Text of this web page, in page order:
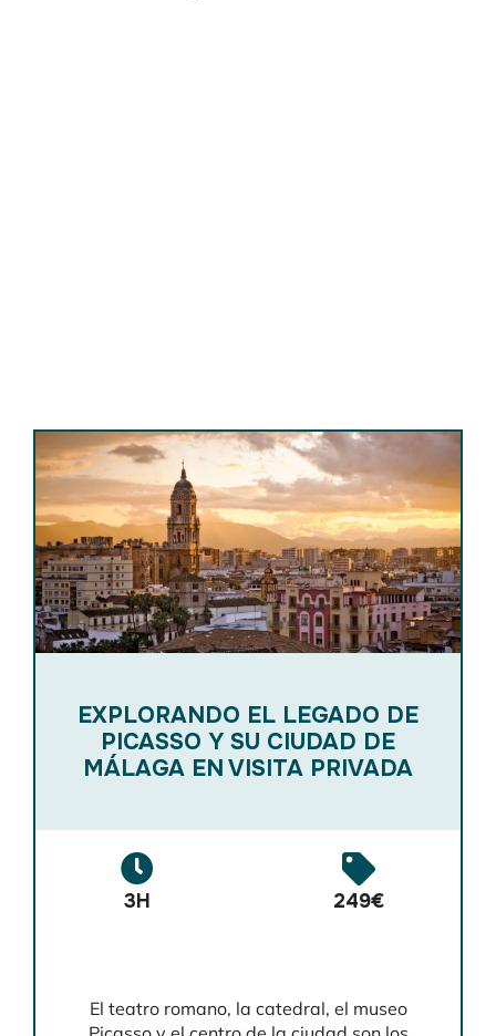
EXPLORANDO EL LEGADO DE
PICASSO Y SU CIUDAD DE
MÁLAGA EN VISITA PRIVADA
3H 249€
El teatro romano, la catedral, el museo